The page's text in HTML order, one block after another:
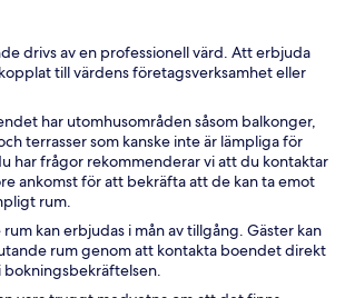
drivs av en professionell värd. Att erbjuda
till värdens företagsverksamhet eller
har utomhusområden såsom balkonger,
terrasser som kanske inte är lämpliga för
har frågor rekommenderar vi att du kontaktar
ankomst för att bekräfta att de kan ta emot
rum.
kan erbjudas i mån av tillgång. Gäster kan
rum genom att kontakta boendet direkt
bokningsbekräftelsen.